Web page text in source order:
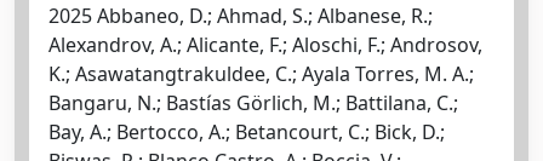
2025 Abbaneo, D.; Ahmad, S.; Albanese, R.;
Alexandrov, A.; Alicante, F.; Aloschi, F.; Androsov,
K.; Asawatangtrakuldee, C.; Ayala Torres, M. A.;
Bangaru, N.; Bastías Görlich, M.; Battilana, C.;
Bay, A.; Bertocco, A.; Betancourt, C.; Bick, D.;